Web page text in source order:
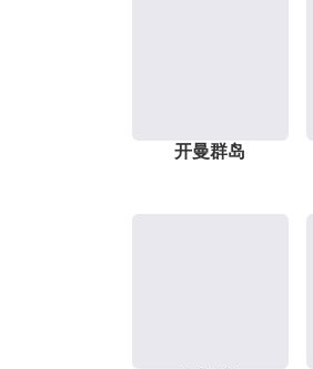
开曼群岛